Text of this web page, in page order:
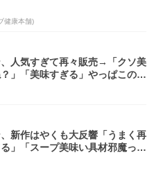
健康本舗)
人気すぎて再々販売→「クソ美
」「美味すぎる」やっぱこのク
新作はやくも大反響「うまく再
」「スープ美味い具材邪魔って